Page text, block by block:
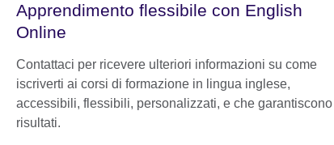
Apprendimento flessibile con English
Online
Contattaci per ricevere ulteriori informazioni su come
iscriverti ai corsi di formazione in lingua inglese,
accessibili, flessibili, personalizzati, e che garantiscono
risultati.